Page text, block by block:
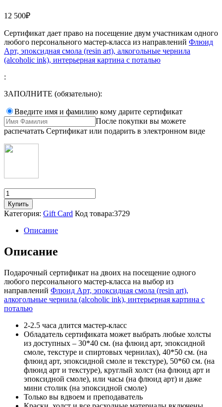
12 500₽
Сертификат дает право на посещение двум участникам одного
любого персонального мастер-класса из направлений Флюид
Арт, эпоксидная смола (resin art), алкогольные чернила
(alcoholic ink), интерьерная картина с поталью
:
ЗАПОЛНИТЕ (обязательно):
Введите имя и фамилию кому дарите сертификат
После покупки вы можете
распечатать Сертификат или подарить в электронном виде
Количество
товара
Сертификат
для
двоих
один
любой
класс
(персональный)
Купить
Категория: Gift Card Код товара:3729
Описание
Описание
Подарочный сертификат на двоих на посещение одного
любого персонального мастер-класса на выбор из
направлений Флюид Арт, эпоксидная смола (resin art),
алкогольные чернила (alcoholic ink), интерьерная картина с
поталью
2-2.5 часа длится мастер-класс
Обладатель сертификата может выбрать любые холсты
из доступных – 30*40 см. (на флюид арт, эпоксидной
смоле, текстуре и спиртовых чернилах), 40*50 см. (на
флюид арт, эпоксидной смоле и текстуре), 50*60 см. (на
флюид арт и текстуре), круглый холст (на флюид арт и
эпоксидной смоле), или часы (на флюид арт) и даже
мини столик (на эпоксидной смоле)
Только вы вдвоем и преподаватель